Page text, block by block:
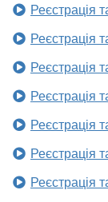
Реєстрація
Реєстрація
Реєстрація
Реєстрація
Реєстрація
Реєстрація
Реєстрація